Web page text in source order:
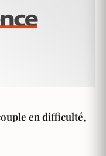
en difficulté,